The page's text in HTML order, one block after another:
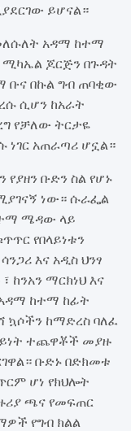
ይሆናል።
አዳማ ከተማ
ጆርጅን በጉዳት
ቡና በኩል ግብ ጠባቂው
ሲሆን ከአራት
የቻለው ትርታዬ
አጠራጣሪ ሆኗል።
ቡድን ስል የሆኑ
ነው። ሱራፌል
ሜዳው ላይ
የበላይነቱን
እና አዲስ ህንፃ
ማርክነህ እና
ከተማ ከፊት
ከማድረስ ባለፈ
ተጨዋቾች መያዙ
ቡድኑ በድክመቱ
ሆነ የክህሎት
ጫና የመፍጠር
የግብ ክልል